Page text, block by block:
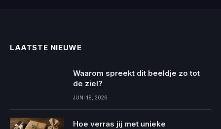
LAATSTE NIEUWE
Waarom spreekt dit beeldje zo tot
de ziel?
JUNI 18, 2026
Hoe verras jij met unieke